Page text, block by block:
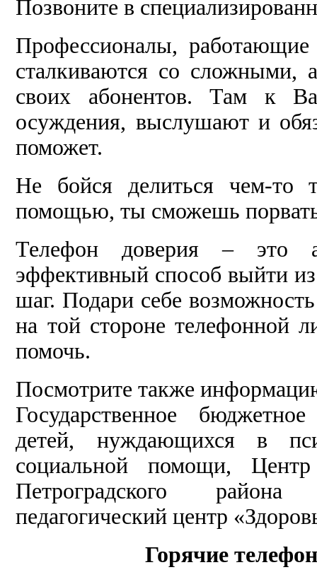
Позвоните в
Профессионалы,
сталкиваются со сложными,
своих абонентов. Там к
осуждения, выслушают и
поможет.
Не бойся делиться чем-то
помощью, ты сможешь
Телефон доверия – это
эффективный способ выйти
шаг. Подари себе
на той стороне телефонной
помочь.
Посмотрите также
Государственное
детей, нуждающихся в
социальной помощи, Центр
Петроградского района
педагогический центр
Горячие